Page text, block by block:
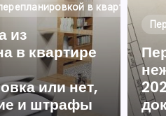
в квартире
из
в квартире
или нет,
и штрафы